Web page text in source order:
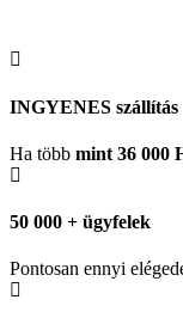
INGYENES szállítás
Ha több mint 36 000
50 000 + ügyfelek
Pontosan ennyi